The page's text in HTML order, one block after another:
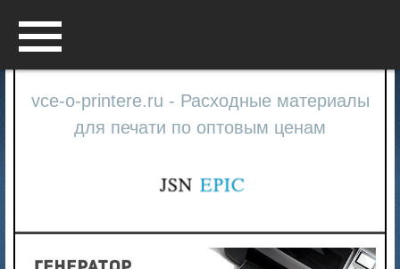
vce-o-printere.ru - Расходные материалы
для печати по оптовым ценам